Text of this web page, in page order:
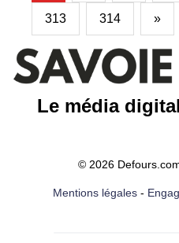
313 314 »
Le média
© 2026
Mentions légales-